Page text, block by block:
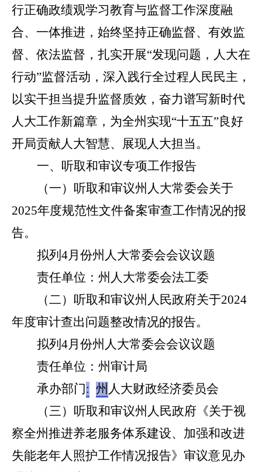
行正确政绩观学习教育与监督工作深度融
合、一体推进，始终坚持正确监督、有效监
督、依法监督，扎实开展“发现问题，人大在
行动”监督活动，深入践行全过程人民民主，
以实干担当提升监督质效，奋力谱写新时代
人大工作新篇章，为全州实现“十五五”良好
开局贡献人大智慧、展现人大担当。
一、听取和审议专项工作报告
（一）听取和审议州人大常委会关于
2025年度规范性文件备案审查工作情况的报
告。
拟列 4月份州人大常委会会议议题
责任单位：州 人大常委会法工委
（二）听取和审议州人民政府关于2024
年度审计查出问题整改情况的报告。
拟列 4月份州人大常委会会议议题
责任单位：州审计局
承办部门: 州 人大财政经济委员会
（三）听取和审议州人民政府《关于视
察全州推进养老服务体系建设、加强和改进
失能老年人照护工作情况报告》审议意见办